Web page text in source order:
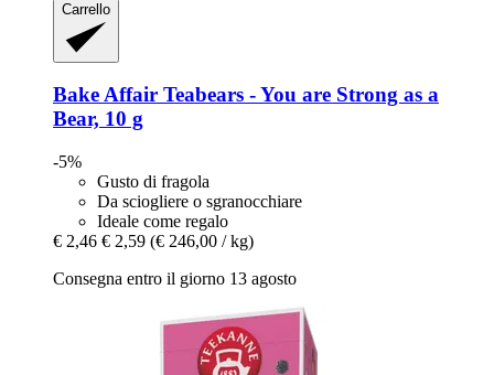
Carrello
Bake Affair Teabears -​ You are Strong as a
Bear, 10 g
-5%
Gusto di fragola
Da sciogliere o sgranocchiare
Ideale come regalo
€ 2,46 € 2,59 (€ 246,00 / kg)
Consegna entro il giorno 13 agosto